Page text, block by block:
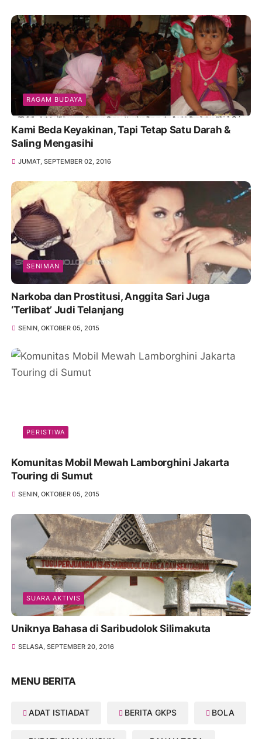
RAGAM BUDAYA
Kami Beda Keyakinan, Tapi Tetap Satu Darah &
Saling Mengasihi
JUMAT, SEPTEMBER 02, 2016
SENIMAN
Narkoba dan Prostitusi, Anggita Sari Juga
‘Terlibat’ Judi Telanjang
SENIN, OKTOBER 05, 2015
PERISTIWA
Komunitas Mobil Mewah Lamborghini Jakarta
Touring di Sumut
SENIN, OKTOBER 05, 2015
SUARA AKTIVIS
Uniknya Bahasa di Saribudolok Silimakuta
SELASA, SEPTEMBER 20, 2016
MENU BERITA
ADAT ISTIADAT BERITA GKPS BOLA